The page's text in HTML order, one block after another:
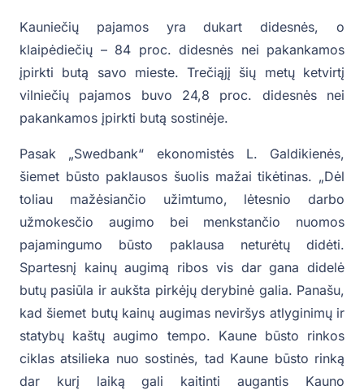
Kauniečių pajamos yra dukart didesnės, o
klaipėdiečių – 84 proc. didesnės nei pakankamos
įpirkti butą savo mieste. Trečiąjį šių metų ketvirtį
vilniečių pajamos buvo 24,8 proc. didesnės nei
pakankamos įpirkti butą sostinėje.
Pasak „Swedbank“ ekonomistės L. Galdikienės,
šiemet būsto paklausos šuolis mažai tikėtinas. „Dėl
toliau mažėsiančio užimtumo, lėtesnio darbo
užmokesčio augimo bei menkstančio nuomos
pajamingumo būsto paklausa neturėtų didėti.
Spartesnį kainų augimą ribos vis dar gana didelė
butų pasiūla ir aukšta pirkėjų derybinė galia. Panašu,
kad šiemet butų kainų augimas neviršys atlyginimų ir
statybų kaštų augimo tempo. Kaune būsto rinkos
ciklas atsilieka nuo sostinės, tad Kaune būsto rinką
dar kurį laiką gali kaitinti augantis Kauno